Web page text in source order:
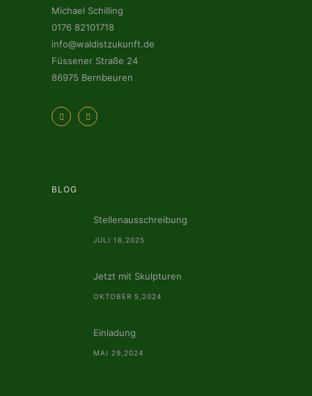
Michael Schilling
0176 82101718
info@waldistzukunft.de
Füssener Straße 24
86975 Bernbeuren
BLOG
Stellenausschreibung
JULI 16,2025
Jetzt mit Skulpturen
OKTOBER 5,2024
Einladung
MAI 29,2024